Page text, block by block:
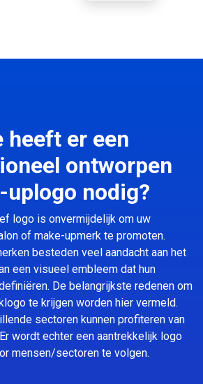
heeft er een
ontworpen
uplogo nodig?
logo is onvermijdelijk om uw
of make-upmerk te promoten.
besteden veel aandacht aan het
een visueel embleem dat hun
De belangrijkste redenen om
te krijgen worden hier vermeld.
sectoren kunnen profiteren van
wordt echter een aantrekkelijk logo
mensen/sectoren te volgen.